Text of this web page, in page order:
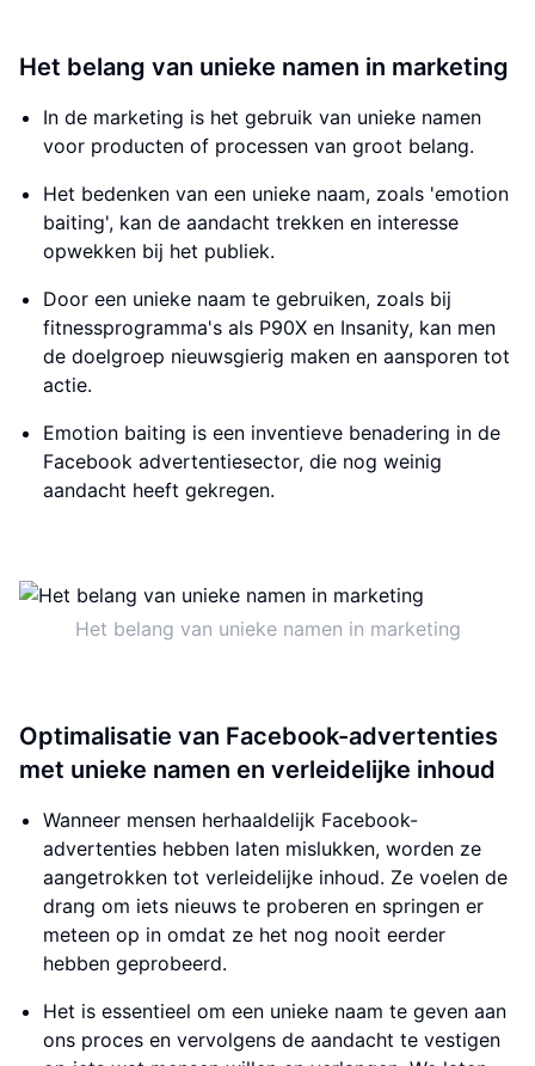
Het belang van unieke namen in marketing
In de marketing is het gebruik van unieke namen
voor producten of processen van groot belang.
Het bedenken van een unieke naam, zoals 'emotion
baiting', kan de aandacht trekken en interesse
opwekken bij het publiek.
Door een unieke naam te gebruiken, zoals bij
fitnessprogramma's als P90X en Insanity, kan men
de doelgroep nieuwsgierig maken en aansporen tot
actie.
Emotion baiting is een inventieve benadering in de
Facebook advertentiesector, die nog weinig
aandacht heeft gekregen.
Het belang van unieke namen in marketing
Optimalisatie van Facebook-advertenties
met unieke namen en verleidelijke inhoud
Wanneer mensen herhaaldelijk Facebook-
advertenties hebben laten mislukken, worden ze
aangetrokken tot verleidelijke inhoud. Ze voelen de
drang om iets nieuws te proberen en springen er
meteen op in omdat ze het nog nooit eerder
hebben geprobeerd.
Het is essentieel om een unieke naam te geven aan
ons proces en vervolgens de aandacht te vestigen